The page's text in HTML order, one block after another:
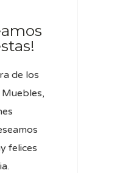
de los
felices